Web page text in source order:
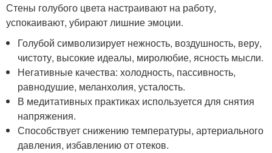
Стены голубого цвета настраивают на работу,
успокаивают, убирают лишние эмоции.
Голубой символизирует нежность, воздушность, веру,
чистоту, высокие идеалы, миролюбие, ясность мысли.
Негативные качества: холодность, пассивность,
равнодушие, меланхолия, усталость.
В медитативных практиках используется для снятия
напряжения.
Способствует снижению температуры, артериального
давления, избавлению от отеков.